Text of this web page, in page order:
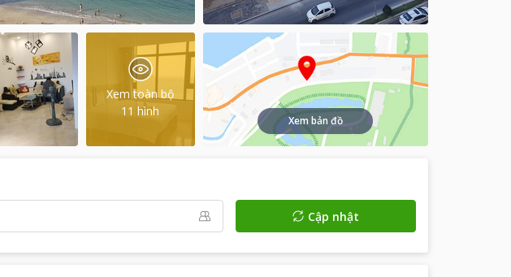
Xem toàn bộ
11 hình
Xem bản đồ
Cập nhật